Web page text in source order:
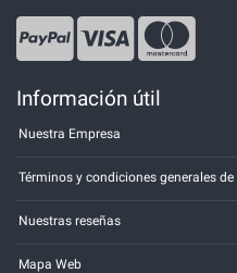
Información útil
Nuestra Empresa
Términos y condiciones generales de
Nuestras reseñas
Mapa Web